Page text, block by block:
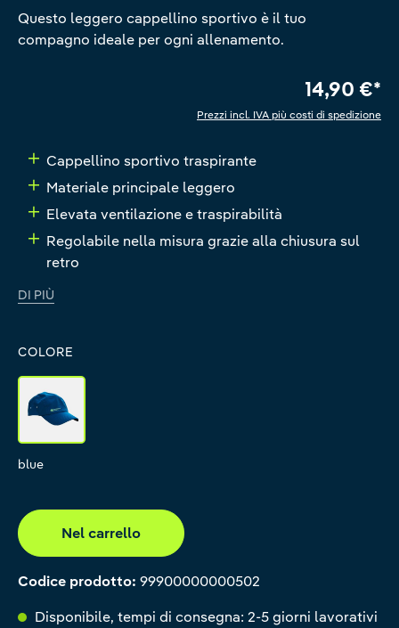
Questo leggero cappellino sportivo è il tuo
compagno ideale per ogni allenamento.
14,90 €*
Prezzi incl. IVA più costi di spedizione
Cappellino sportivo traspirante
Materiale principale leggero
Elevata ventilazione e traspirabilità
Regolabile nella misura grazie alla chiusura sul
retro
DI PIÙ
COLORE
blue
blue
Nel carrello
Codice prodotto: 99900000000502
Disponibile, tempi di consegna: 2-5 giorni lavorativi